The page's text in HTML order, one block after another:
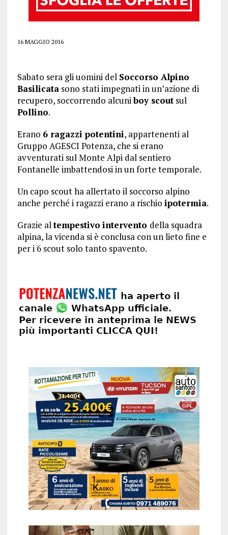
16 MAGGIO 2016
Sabato sera gli uomini del Soccorso Alpino
Basilicatasono stati impegnati in un’azione di
recupero, soccorrendo alcuniboy scoutsul
Pollino.
Erano 6 ragazzi potentini, appartenenti al
Gruppo AGESCI Potenza, che si erano
avventurati sul Monte Alpi dal sentiero
Fontanelle imbattendosi in un forte temporale.
Un capo scout ha allertato il soccorso alpino
anche perché i ragazzi erano a rischio ipotermia.
Grazie altempestivo intervento della squadra
alpina, la vicenda si è conclusa con un lieto fine e
per i 6 scout solo tanto spavento.